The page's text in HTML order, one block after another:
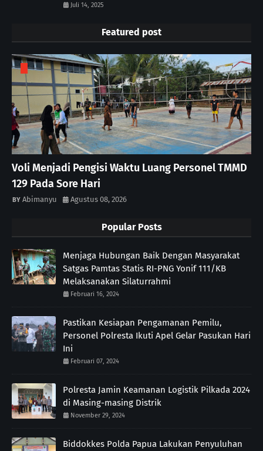
Juli 14, 2025
Featured post
Voli Menjadi Pengisi Waktu Luang Personel TMMD
129 Pada Sore Hari
Abimanyu Agustus 08, 2026
Popular Posts
Menjaga Hubungan Baik Dengan Masyarakat
Satgas Pamtas Statis RI-PNG Yonif 111/KB
Melaksanakan Silaturrahmi
Februari 16, 2024
Pastikan Kesiapan Pengamanan Pemilu,
Personel Polresta Ikuti Apel Gelar Pasukan Hari
Ini
Februari 07, 2024
Polresta Jamin Keamanan Logistik Pilkada 2024
di Masing-masing Distrik
November 29, 2024
Biddokkes Polda Papua Lakukan Penyuluhan